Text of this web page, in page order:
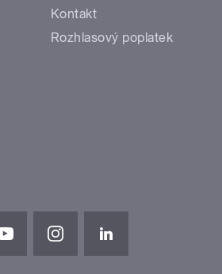
Kontakt
Rozhlasový poplatek